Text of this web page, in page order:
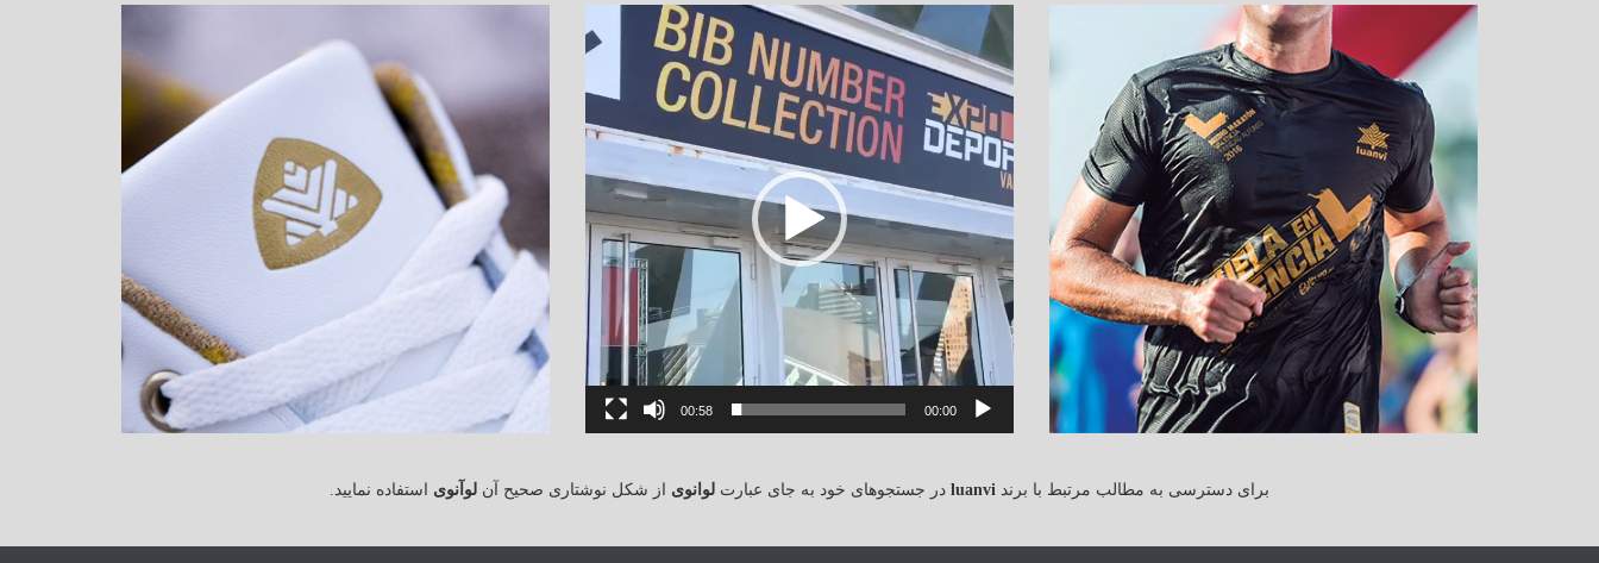
نمایشگر
ویدیو
00:00
00:58
برای دسترسی به مطالب مرتبط با برند luanvi در جستجوهای خود به جای عبارت لوانوی از شکل نوشتاری صحیح آن لوآنوی استفاده نمایید.